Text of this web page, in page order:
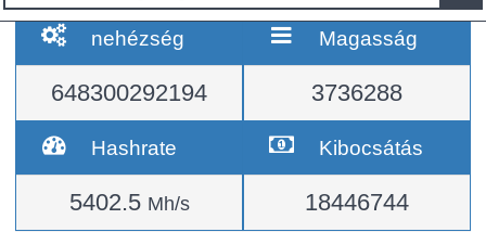
nehézség
648300292194
Magasság
3736288
Hashrate
5402.5 Mh/s
Kibocsátás
18446744